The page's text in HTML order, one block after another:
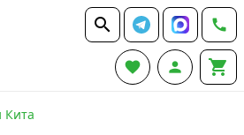
 
  
Кита